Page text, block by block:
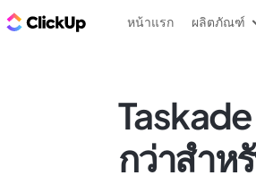
บล็อก ClickUp
หน้าแรก ผลิตภัณฑ์
กว่าสำห